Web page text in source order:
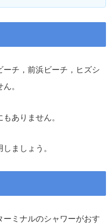
チ，前浜ビーチ，ヒズシ
。
ありません。
ましょう。
ミナルのシャワーがおす